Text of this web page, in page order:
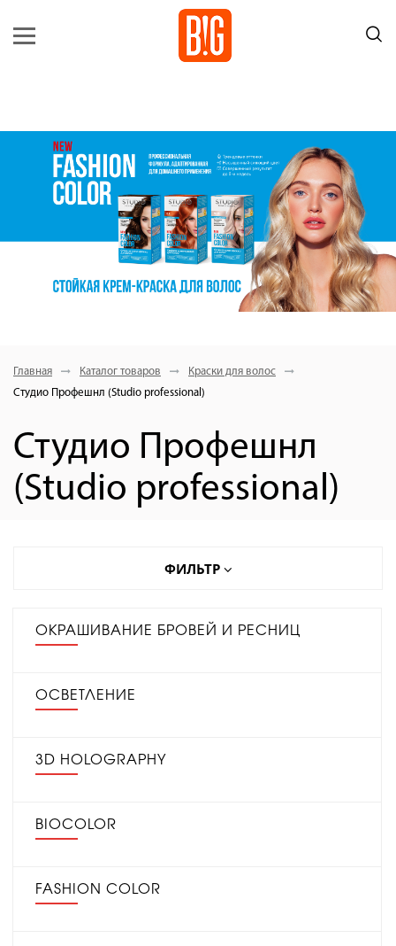
Главная Каталог товаров
Краски для волос
Студио Профешнл (Studio professional)
Студио Профешнл
(Studio professional)
ФИЛЬТР
ОКРАШИВАНИЕ БРОВЕЙ И РЕСНИЦ
ОСВЕТЛЕНИЕ
3D HOLOGRAPHY
BIOCOLOR
FASHION COLOR